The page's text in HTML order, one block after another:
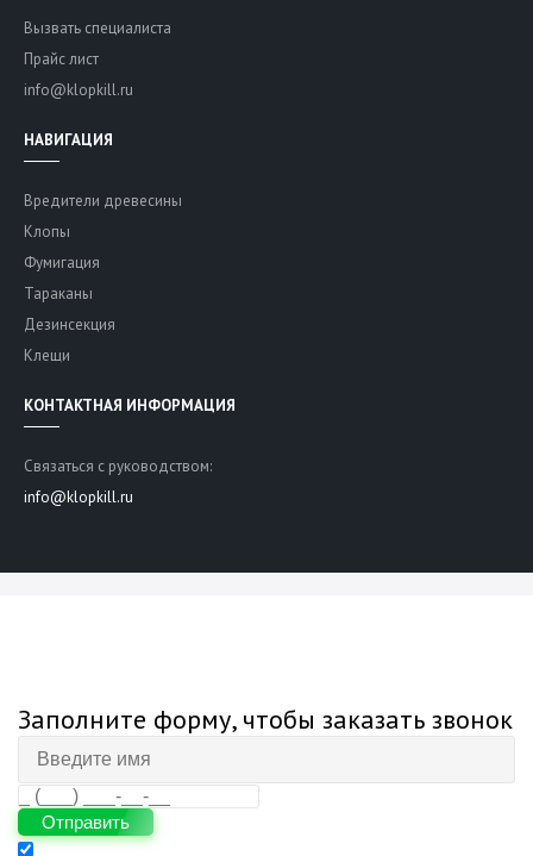
Вызвать специалиста
Прайс лист
info@klopkill.ru
НАВИГАЦИЯ
Вредители древесины
Клопы
Фумигация
Тараканы
Дезинсекция
Клещи
КОНТАКТНАЯ ИНФОРМАЦИЯ
Связаться с руководством:
info@klopkill.ru
Заполните форму, чтобы заказать звонок
Отправить